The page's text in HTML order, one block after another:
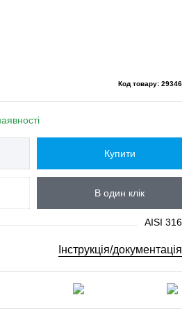
Код товару: 29346
Купити
В один клік
AISI 316
Інструкція/документація